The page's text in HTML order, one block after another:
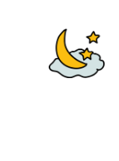
contenuto